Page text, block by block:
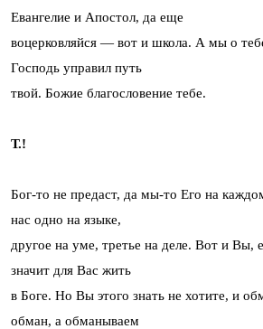
Евангелие и Апостол, да еще
воцерковляйся — вот и школа. А мы о
Господь управил путь
твой. Божие благословение тебе.
Т.!
Бог-то не предаст, да мы-то Его на
нас одно на языке,
другое на уме, третье на деле. Вот и Вы,
значит для Вас жить
в Боге. Но Вы этого знать не хотите, и
обман, а обманываем